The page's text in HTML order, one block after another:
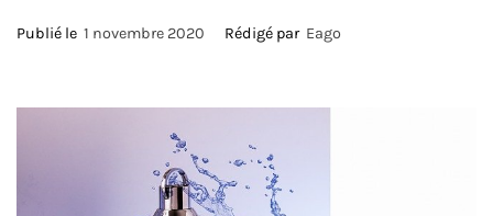
Publié le 1 novembre 2020 Rédigé par Eago